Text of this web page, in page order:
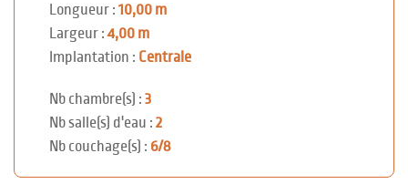
Longueur : 10,00 m
Largeur : 4,00 m
Implantation : Centrale
Nb chambre(s) : 3
Nb salle(s) d'eau : 2
Nb couchage(s) : 6/8